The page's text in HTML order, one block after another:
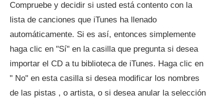
Compruebe y decidir si usted está contento con la
lista de canciones que iTunes ha llenado
automáticamente. Si es así, entonces simplemente
haga clic en "Sí" en la casilla que pregunta si desea
importar el CD a tu biblioteca de iTunes. Haga clic en
" No" en esta casilla si desea modificar los nombres
de las pistas , o artista, o si desea anular la selección